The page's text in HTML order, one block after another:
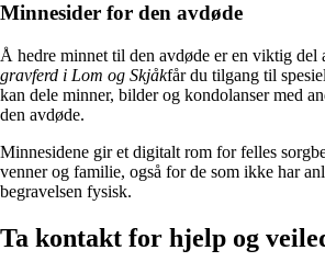
Minnesider for den avdøde
Å hedre minnet til den avdøde er en viktig del
gravferd i Lom og Skjåkfår du tilgang til
kan dele minner, bilder og kondolanser med
den avdøde.
Minnesidene gir et digitalt rom for felles
venner og familie, også for de som ikke har
begravelsen fysisk.
Ta kontakt for hjelp og